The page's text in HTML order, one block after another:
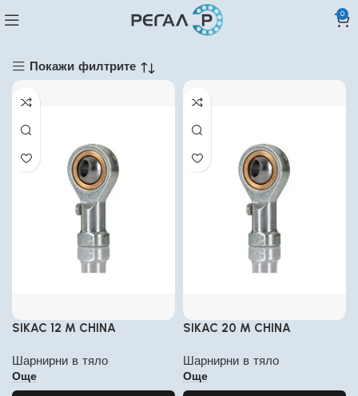
0
Покажи филтрите
SIKAC 12 M CHINA
Шарнирни в тяло
Още
SIKAC 20 M CHINA
Шарнирни в тяло
Още